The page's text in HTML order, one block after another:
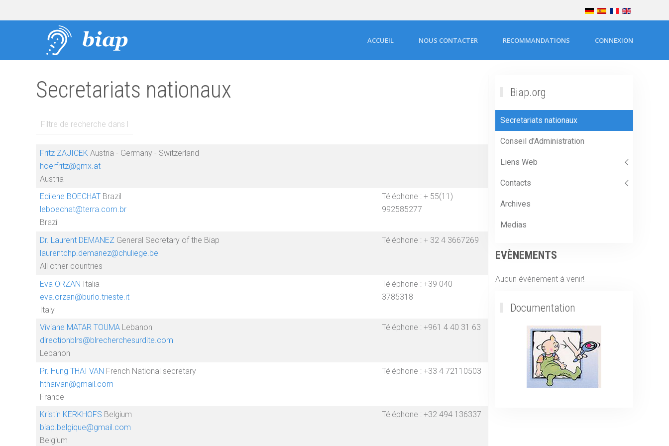
ACCUEIL NOUS CONTACTER RECOMMANDATIONS CONNEXION
Secretariats nationaux
DÉPUBLIÉ Champ de filtre
Fritz ZAJICEK Austria - Germany - Switzerland
hoerfritz@gmx.at
Austria
Edilene BOECHAT Brazil
leboechat@terra.com.br
Brazil
Téléphone : + 55(11)
992585277
Dr. Laurent DEMANEZ General Secretary of the Biap
laurentchp.demanez@chuliege.be
All other countries
Téléphone : + 32 4 3667269
Eva ORZAN Italia
eva.orzan@burlo.trieste.it
Italy
Téléphone : +39 040
3785318
Viviane MATAR TOUMA Lebanon
directionblrs@blrecherchesurdite.com
Lebanon
Téléphone : +961 4 40 31 63
Pr. Hung THAI VAN French National secretary
hthaivan@gmail.com
France
Téléphone : +33 4 72110503
Kristin KERKHOFS Belgium
biap.belgique@gmail.com
Belgium
Téléphone : +32 494 136337
Biap.org
Secretariats nationaux
Conseil d'Administration
Liens Web
Contacts
Archives
Medias
EVÈNEMENTS
Aucun évènement à venir!
Documentation